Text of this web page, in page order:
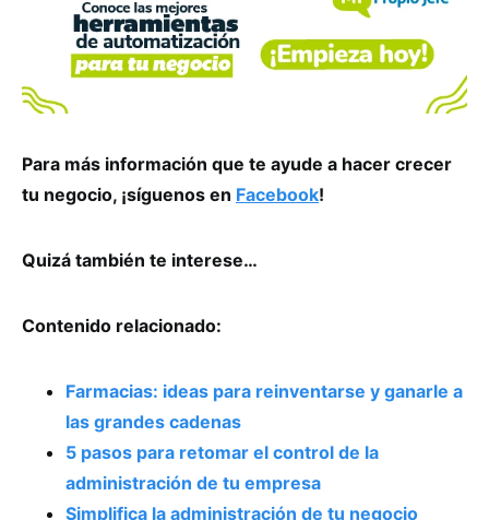
Para más información que te ayude a hacer crecer
tu negocio, ¡síguenos en Facebook!
Quizá también te interese…
Contenido relacionado:
Farmacias: ideas para reinventarse y ganarle a
las grandes cadenas
5 pasos para retomar el control de la
administración de tu empresa
Simplifica la administración de tu negocio